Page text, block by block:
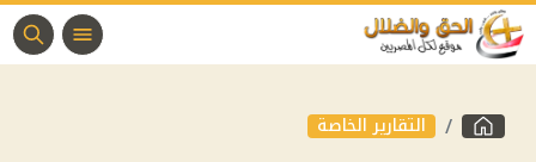
التقارير الخاصة